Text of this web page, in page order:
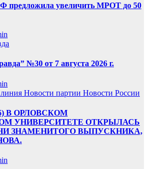
увеличить МРОТ до 50
№30 от 7 августа 2026 г.
Новости партии Новости России
В ОРЛОВСКОМ
УНИВЕРСИТЕТЕ ОТКРЫЛАСЬ
ЗНАМЕНИТОГО ВЫПУСКНИКА,